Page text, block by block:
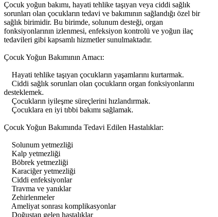
Çocuk yoğun bakımı, hayati tehlike taşıyan veya ciddi sağlık
sorunları olan çocukların tedavi ve bakımının sağlandığı özel bir
sağlık birimidir. Bu birimde, solunum desteği, organ
fonksiyonlarının izlenmesi, enfeksiyon kontrolü ve yoğun ilaç
tedavileri gibi kapsamlı hizmetler sunulmaktadır.
Çocuk Yoğun Bakımının Amacı:
Hayati tehlike taşıyan çocukların yaşamlarını kurtarmak.
Ciddi sağlık sorunları olan çocukların organ fonksiyonlarını
desteklemek.
Çocukların iyileşme süreçlerini hızlandırmak.
Çocuklara en iyi tıbbi bakımı sağlamak.
Çocuk Yoğun Bakımında Tedavi Edilen Hastalıklar:
Solunum yetmezliği
Kalp yetmezliği
Böbrek yetmezliği
Karaciğer yetmezliği
Ciddi enfeksiyonlar
Travma ve yanıklar
Zehirlenmeler
Ameliyat sonrası komplikasyonlar
Doğuştan gelen hastalıklar